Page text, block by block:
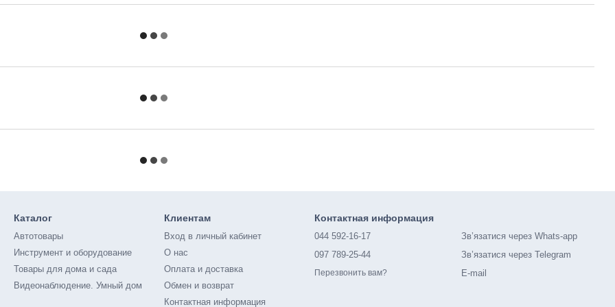
Каталог
Автотовары
Инструмент и оборудование
Товары для дома и сада
Видеонаблюдение. Умный дом
Клиентам
Вход в личный кабинет
О нас
Оплата и доставка
Обмен и возврат
Контактная информация
Контактная информация
044 592-16-17
097 789-25-44
Перезвонить вам?
Зв’язатися через Whats-app
Зв’язатися через Telegram
E-mail